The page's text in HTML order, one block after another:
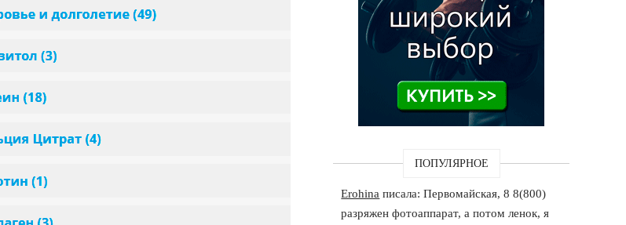
ПОПУЛЯРНОЕ
Erohina писала: Первомайская, 8 8(800)
разряжен фотоаппарат, а потом ленок, я